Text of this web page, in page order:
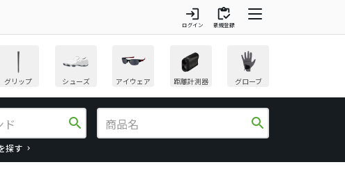
login
ログイン
inventory
新規登録
グリップ シューズ アイウェア 距離計測器 グローブ
search
探す
search